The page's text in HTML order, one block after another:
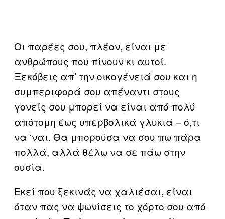
Οι παρέες σου, πλέον, είναι με
ανθρώπους που πίνουν κι αυτοί.
Ξεκόβεις απ’ την οικογένειά σου και η
συμπεριφορά σου απέναντι στους
γονείς σου μπορεί να είναι από πολύ
απότομη έως υπερβολικά γλυκιά – ό,τι
να ‘ναι. Θα μπορούσα να σου πω πάρα
πολλά, αλλά θέλω να σε πάω στην
ουσία.
Εκεί που ξεκινάς να χαλιέσαι, είναι
όταν πας να ψωνίσεις το χόρτο σου από